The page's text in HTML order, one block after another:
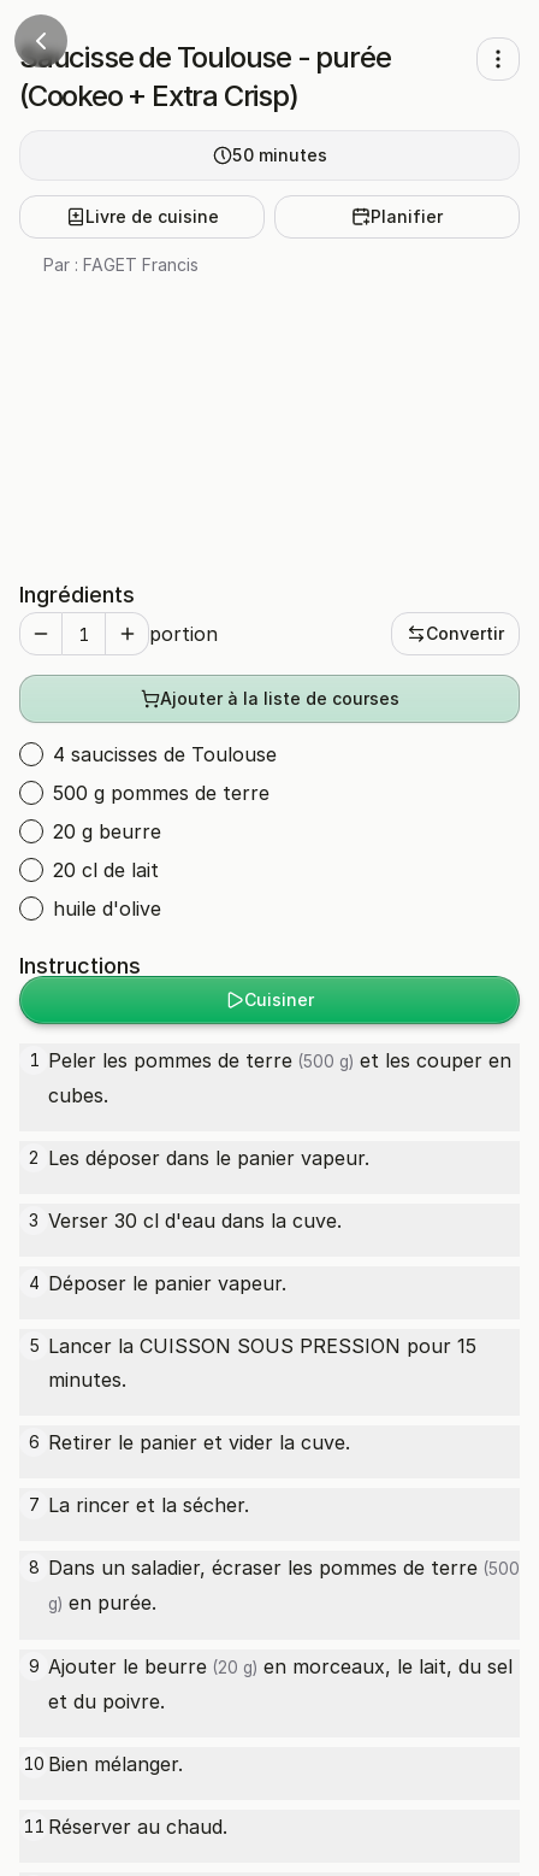
Saucisse de Toulouse - purée
(Cookeo + Extra Crisp)
50 minutes
Livre de cuisine Planifier
Par : FAGET Francis
Ingrédients
portion Convertir
Ajouter à la liste de courses
4 saucisses de Toulouse
500 g pommes de terre
20 g beurre
20 cl de lait
huile d'olive
Instructions
Cuisiner
1 Peler les pommes de terre (500 g) et les couper en
cubes.
2 Les déposer dans le panier vapeur.
3 Verser 30 cl d'eau dans la cuve.
4 Déposer le panier vapeur.
5 Lancer la CUISSON SOUS PRESSION pour 15
minutes.
6 Retirer le panier et vider la cuve.
7 La rincer et la sécher.
8 Dans un saladier, écraser les pommes de terre (500
g) en purée.
9 Ajouter le beurre (20 g) en morceaux, le lait, du sel
et du poivre.
10 Bien mélanger.
11 Réserver au chaud.